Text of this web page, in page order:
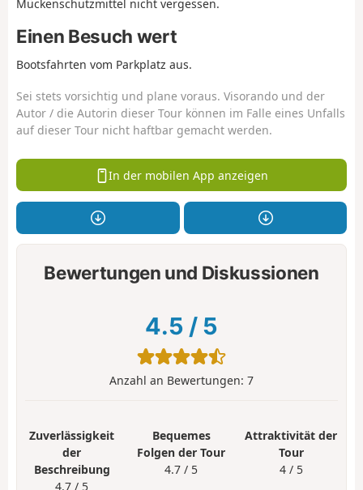
Mückenschutzmittel nicht vergessen.
Einen Besuch wert
Bootsfahrten vom Parkplatz aus.
Sei stets vorsichtig und plane voraus. Visorando und der
Autor / die Autorin dieser Tour können im Falle eines Unfalls
auf dieser Tour nicht haftbar gemacht werden.
In der mobilen App anzeigen
Bewertungen und Diskussionen
4.5 / 5
Anzahl an Bewertungen: 7
Zuverlässigkeit
der
Beschreibung
4.7 / 5
Bequemes
Folgen der Tour
4.7 / 5
Attraktivität der
Tour
4 / 5